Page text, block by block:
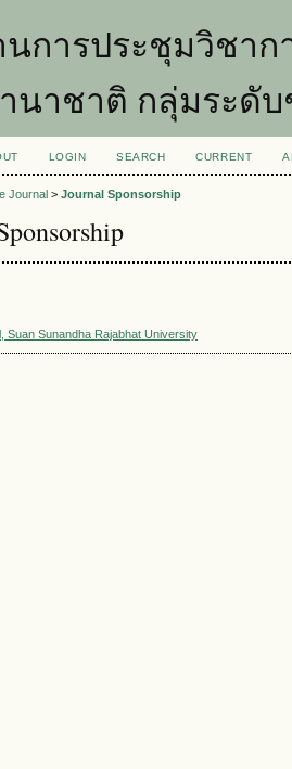
นการประชุมวิชา
นาชาติ กลุ่มระดั
LOGIN SEARCH CURRENT
Journal > Journal Sponsorship
Suan Sunandha Rajabhat University